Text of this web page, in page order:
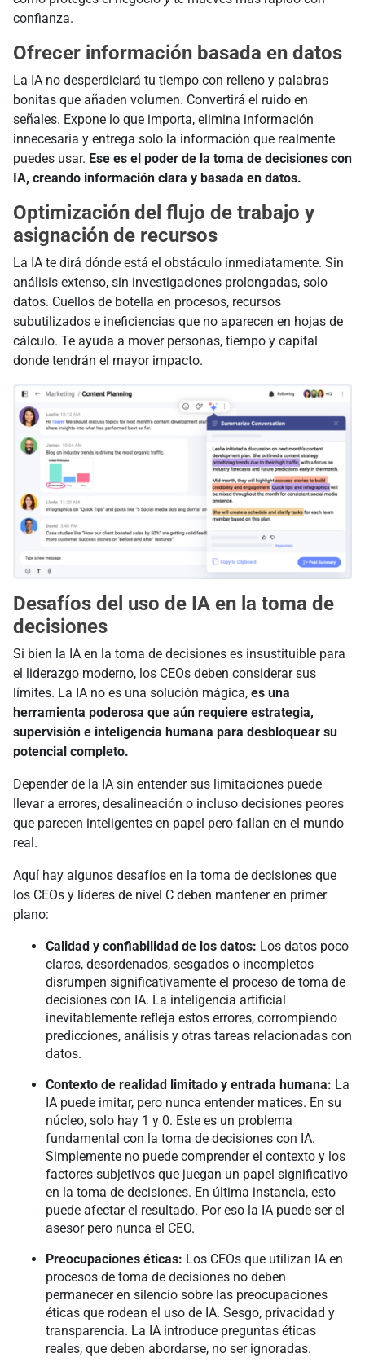
confianza.
Ofrecer información basada en datos
La IA no desperdiciará tu tiempo con relleno y palabras
bonitas que añaden volumen. Convertirá el ruido en
señales. Expone lo que importa, elimina información
innecesaria y entrega solo la información que realmente
puedes usar. Ese es el poder de la toma de decisiones con
IA, creando información clara y basada en datos.
Optimización del flujo de trabajo y
asignación de recursos
La IA te dirá dónde está el obstáculo inmediatamente. Sin
análisis extenso, sin investigaciones prolongadas, solo
datos. Cuellos de botella en procesos, recursos
subutilizados e ineficiencias que no aparecen en hojas de
cálculo. Te ayuda a mover personas, tiempo y capital
donde tendrán el mayor impacto.
Desafíos del uso de IA en la toma de
decisiones
Si bien la IA en la toma de decisiones es insustituible para
el liderazgo moderno, los CEOs deben considerar sus
límites. La IA no es una solución mágica, es una
herramienta poderosa que aún requiere estrategia,
supervisión e inteligencia humana para desbloquear su
potencial completo.
Depender de la IA sin entender sus limitaciones puede
llevar a errores, desalineación o incluso decisiones peores
que parecen inteligentes en papel pero fallan en el mundo
real.
Aquí hay algunos desafíos en la toma de decisiones que
los CEOs y líderes de nivel C deben mantener en primer
plano:
Calidad y confiabilidad de los datos: Los datos poco
claros, desordenados, sesgados o incompletos
disrumpen significativamente el proceso de toma de
decisiones con IA. La inteligencia artificial
inevitablemente refleja estos errores, corrompiendo
predicciones, análisis y otras tareas relacionadas con
datos.
Contexto de realidad limitado y entrada humana: La
IA puede imitar, pero nunca entender matices. En su
núcleo, solo hay 1 y 0. Este es un problema
fundamental con la toma de decisiones con IA.
Simplemente no puede comprender el contexto y los
factores subjetivos que juegan un papel significativo
en la toma de decisiones. En última instancia, esto
puede afectar el resultado. Por eso la IA puede ser el
asesor pero nunca el CEO.
Preocupaciones éticas: Los CEOs que utilizan IA en
procesos de toma de decisiones no deben
permanecer en silencio sobre las preocupaciones
éticas que rodean el uso de IA. Sesgo, privacidad y
transparencia. La IA introduce preguntas éticas
reales, que deben abordarse, no ser ignoradas.